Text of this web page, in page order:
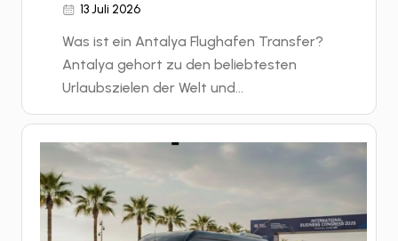
13 Juli 2026
Was ist ein Antalya Flughafen Transfer?
Antalya gehort zu den beliebtesten
Urlaubszielen der Welt und...